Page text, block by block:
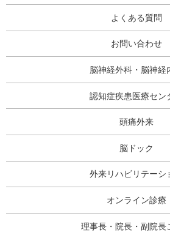
よくある質問
お問い合わせ
脳神経外科・脳神経
認知症疾患医療セン
頭痛外来
脳ドック
外来リハビリテーシ
オンライン診療
理事長・院長・副院長